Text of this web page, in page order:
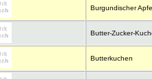
Burgundischer
Butter-Zucker-
Butterkuchen